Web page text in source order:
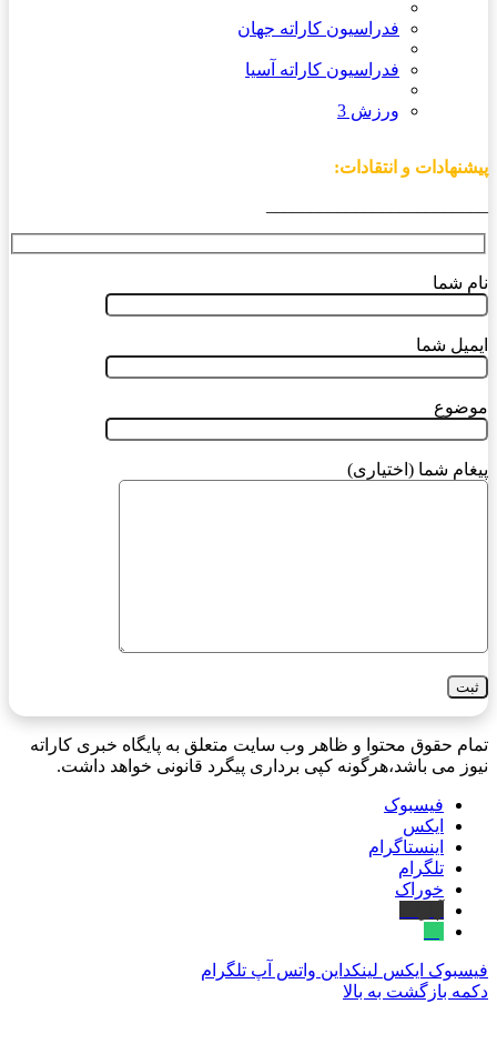
فدراسیون کاراته جهان
فدراسیون کاراته آسیا
ورزش 3
پیشنهادات و انتقادات:
نام شما
ایمیل شما
موضوع
پیغام شما (اختیاری)
تمام حقوق محتوا و ظاهر وب سایت متعلق به پایگاه خبری کاراته
نیوز می باشد،هرگونه کپی برداری پیگرد قانونی خواهد داشت.
فیسبوک
ایکس
اینستاگرام
تلگرام
خوراک
فیسبوک ایکس لینکداین واتس آپ تلگرام
دکمه بازگشت به بالا